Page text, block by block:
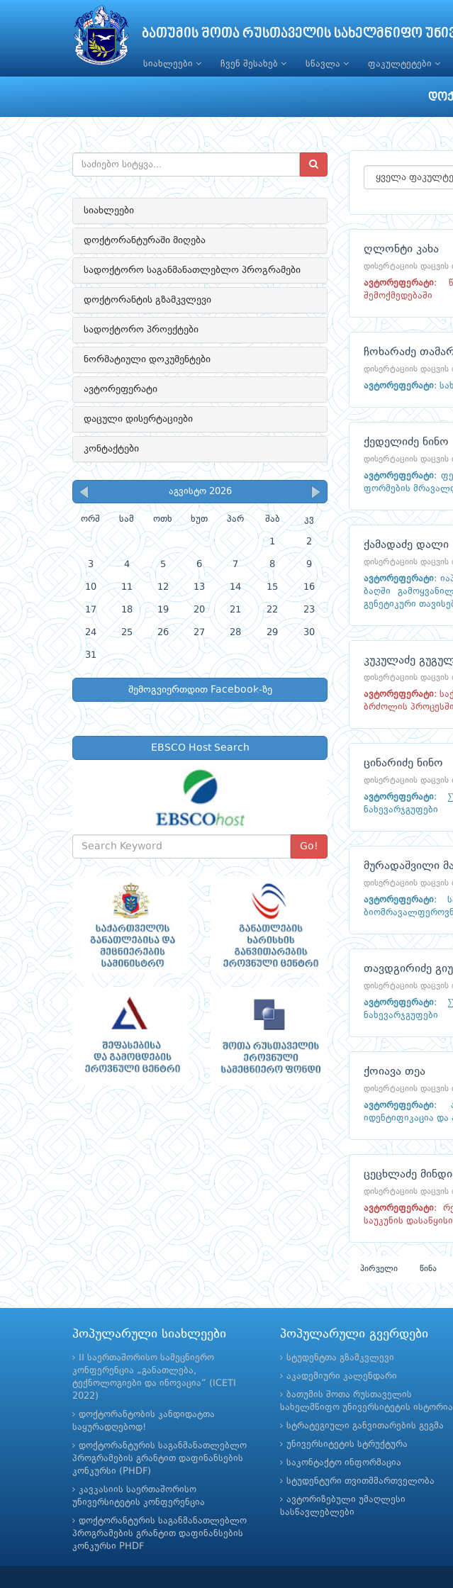
ბათუმის შოთა რუსთაველის სახელმწიფო
სიახლეები ჩვენ შესახებ სწავლა ფაკულტეტები
სიახლეები
დოქტორანტურაში მიღება
სადოქტორო საგანმანათლებლო პროგრამები
დოქტორანტის გზამკვლევი
სადოქტორო პროექტები
ნორმატიული დოკუმენტები
ავტორეფერატი
დაცული დისერტაციები
კონტაქტები
აგვისტო 2026
ორშ სამ ოთხ ხუთ პარ შაბ კვ
1 2
3 4 5 6 7 8 9
10 11 12 13 14 15 16
17 18 19 20 21 22 23
24 25 26 27 28 29 30
31
შემოგვიერთდით Facebook-ზე
EBSCO Host Search
Go!
ღლონტი კახა
დისერტაციის
ავტორეფერატი:
შემოქმედებაში
ჩოხარაძე
დისერტაციის
ავტორეფერატი:
ქედელიძე ნინო
დისერტაციის
ავტორეფერატი:
ფორმების
ქამადაძე დალი
დისერტაციის
ავტორეფერატი:
ბაღში
გენეტიკური
კუკულაძე
დისერტაციის
ავტორეფერატი:
ბრძოლის
ცინარიძე ნინო
დისერტაციის
ავტორეფერატი: ∑
ნახევარჯგუფები
მურადაშვილი
დისერტაციის
ავტორეფერატი:
თავდგირიძე
დისერტაციის
ავტორეფერატი: ∑
ნახევარჯგუფები
ქოიავა თეა
დისერტაციის
ავტორეფერატი:
იდენტიფიკაცია
ცეცხლაძე
დისერტაციის
ავტორეფერატი:
საუკუნის
პირველი წინა
პოპულარული სიახლეები
II საერთაშორისო სამეცნიერო
კონფერენცია „განათლება,
ტექნოლოგიები და ინოვაცია“ (ICETI
2022)
დოქტორანტობის კანდიდატთა
საყურადღებოდ!
დოქტორანტურის საგანმანათლებლო
პროგრამების გრანტით დაფინანსების
კონკურსი (PHDF)
კავკასიის საერთაშორისო
უნივერსიტეტის კონფერენცია
დოქტორანტურის საგანმანათლებლო
პროგრამების გრანტით დაფინანსების
კონკურსი PHDF
პოპულარული გვერდები
სტუდენტთა გზამკვლევი
აკადემიური კალენდარი
ბათუმის შოთა რუსთაველის
სახელმწიფო უნივერსიტეტის ისტორია
სტრატეგიული განვითარების გეგმა
უნივერსიტეტის სტრუქტურა
საკონტაქტო ინფორმაცია
სტუდენტური თვითმმართველობა
ავტორიზებული უმაღლესი
სასწავლებლები